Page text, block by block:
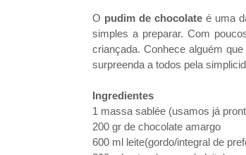
O pudim de chocolateé uma
simples a preparar. Com
criançada. Conhece alguém
surpreenda a todos pela
Ingredientes
1 massa sablée (usamos já
200 gr de chocolate amargo
600 ml leite(gordo/integral de